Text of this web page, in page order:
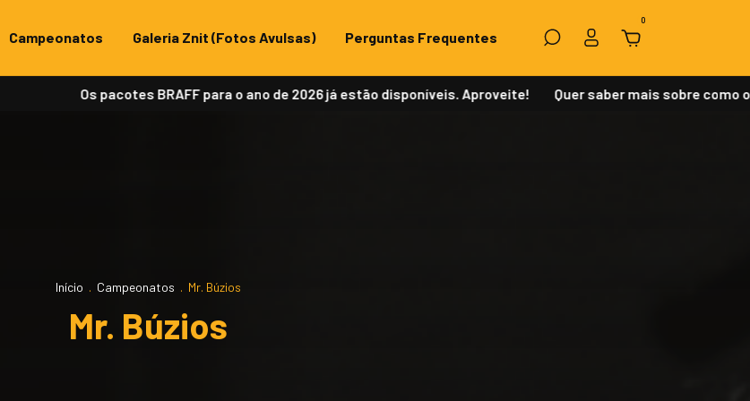
Campeonatos Galeria Znit (Fotos Avulsas) Perguntas Frequentes
0
Os pacotes BRAFF para o ano de 2026 já estão disponíveis. Aproveite! Quer saber mais sobre como os
Início . Campeonatos . Mr. Búzios
Mr. Búzios